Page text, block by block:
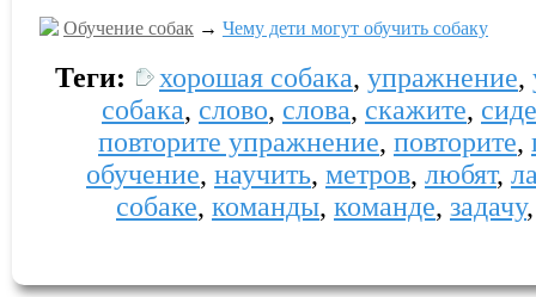
Обучение собак → Чему дети могут обучить собаку
Теги: хорошая собака, упражнение,
собака, слово, слова, скажите,
повторите упражнение, повторите,
обучение, научить, метров, любят,
собаке, команды, команде, задачу